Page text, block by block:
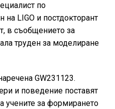
по
на LIGO и постдокторант
в съобщението за
труден за моделиране
GW231123.
и поведение поставят
учените за формирането